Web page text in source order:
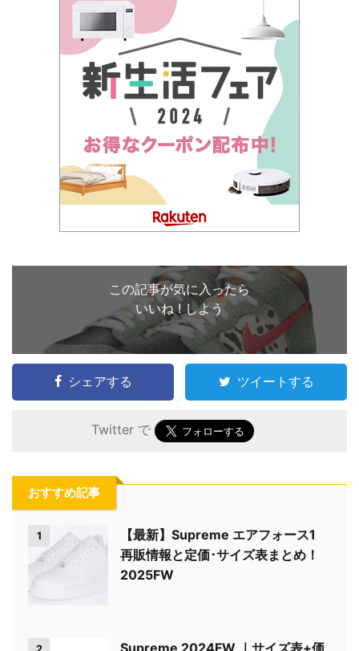
この記事が気に入ったら
いいね ! しよう
シェアする ツイートする
Twitter で
おすすめ記事
1
【最新】Supreme エアフォース1
再販情報と定価･サイズ表まとめ！
2025FW